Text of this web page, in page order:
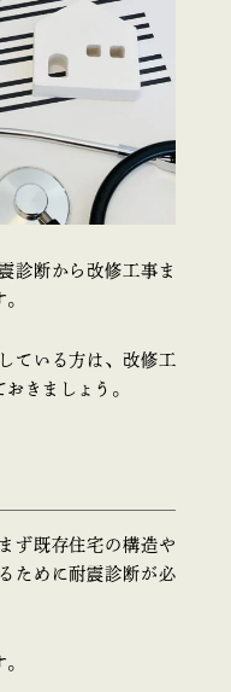
診断から改修工事ま
ている方は、改修工
きましょう。
ず既存住宅の構造や
ために耐震診断が必